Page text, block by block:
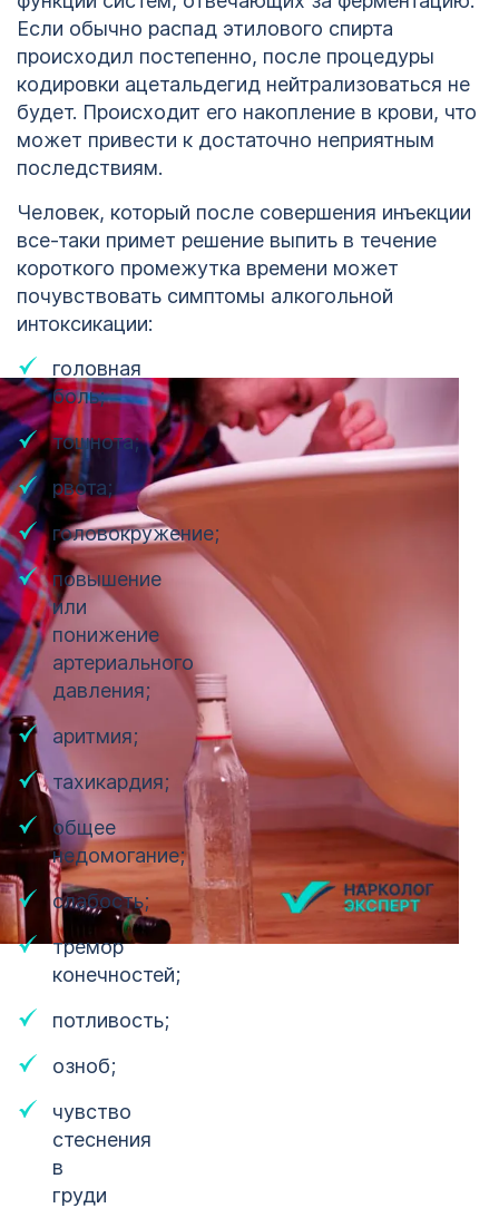
Если обычно распад этилового спирта
происходил постепенно, после процедуры
кодировки ацетальдегид нейтрализоваться не
будет. Происходит его накопление в крови, что
может привести к достаточно неприятным
последствиям.
Человек, который после совершения инъекции
все-таки примет решение выпить в течение
короткого промежутка времени может
почувствовать симптомы алкогольной
интоксикации:
головная
боль;
тошнота;
рвота;
головокружение;
повышение
или
понижение
артериального
давления;
аритмия;
тахикардия;
общее
недомогание;
слабость;
тремор
конечностей;
потливость;
озноб;
чувство
стеснения
в
груди
ОСТАВИТЬ ЗАЯВКУ
Кодирование
алкоголизма
Санкт-
Петербург
ОСТАВИТЬ ЗАЯВКУ
политикой